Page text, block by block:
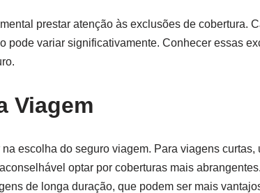
prestar atenção às exclusões de cobertura.
pode variar significativamente. Conhecer essas
Viagem
escolha do seguro viagem. Para viagens
optar por coberturas mais
de longa duração, que podem ser mais